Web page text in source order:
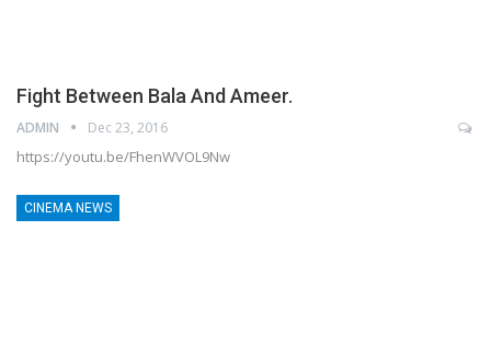
Fight Between Bala And Ameer.
ADMIN Dec 23, 2016
https://youtu.be/FhenWVOL9Nw
CINEMA NEWS